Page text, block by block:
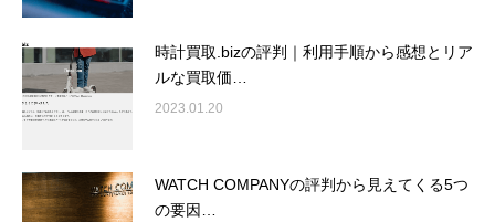
時計買取.bizの評判｜利用手順から感想とリア
ルな買取価…
2023.01.20
WATCH COMPANYの評判から見えてくる5つ
の要因…